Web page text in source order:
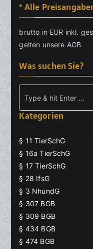
* Alle
brutto in EUR inkl.
gelten unsere AGB
Was suchen Sie?
Kategorien
§ 11 TierSchG
§ 16a TierSchG
§ 17 TierSchG
§ 28 IfsG
§ 3 NhundG
§ 307 BGB
§ 309 BGB
§ 434 BGB
§ 474 BGB